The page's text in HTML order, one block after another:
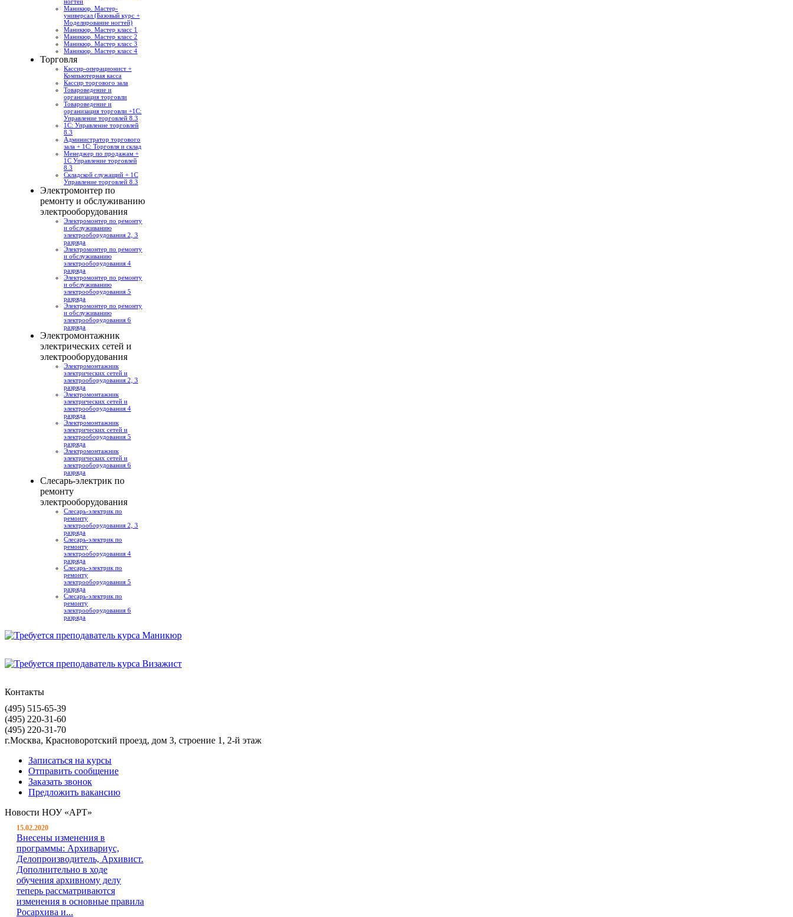
Маникюр. Мастер-
универсал (Базовый курс +
Моделирование ногтей)
Маникюр. Мастер класс 1
Маникюр. Мастер класс 2
Маникюр. Мастер класс 3
Маникюр. Мастер класс 4
Торговля
Кассир-операционист +
Компьютерная касса
Кассир торгового зала
Товароведение и
организация торговли
Товароведение и
организация торговли +1С:
Управление торговлей 8.3
1С: Управление торговлей
8.3
Администратор торгового
зала + 1С: Торговля и склад
Менеджер по продажам +
1С Управление торговлей
8.3
Складской служащий + 1С
Управление торговлей 8.3
Электромонтер по
ремонту и обслуживанию
электрооборудования
Электромонтер по ремонту
и обслуживанию
электрооборудования 2, 3
разряда
Электромонтер по ремонту
и обслуживанию
электрооборудования 4
разряда
Электромонтер по ремонту
и обслуживанию
электрооборудования 5
разряда
Электромонтер по ремонту
и обслуживанию
электрооборудования 6
разряда
Электромонтажник
электрических сетей и
электрооборудования
Электромонтажник
электрических сетей и
электрооборудования 2, 3
разряда
Электромонтажник
электрических сетей и
электрооборудования 4
разряда
Электромонтажник
электрических сетей и
электрооборудования 5
разряда
Электромонтажник
электрических сетей и
электрооборудования 6
разряда
Слесарь-электрик по
ремонту
электрооборудования
Слесарь-электрик по
ремонту
электрооборудования 2, 3
разряда
Слесарь-электрик по
ремонту
электрооборудования 4
разряда
Слесарь-электрик по
ремонту
электрооборудования 5
разряда
Слесарь-электрик по
ремонту
электрооборудования 6
разряда
Контакты
(495) 515-65-39
(495) 220-31-60
(495) 220-31-70
г.Москва, Красноворотский проезд, дом 3, строение 1, 2-й этаж
Записаться на курсы
Отправить сообщение
Заказать звонок
Предложить вакансию
Новости НОУ «АРТ»
15.02.2020
Внесены изменения в
программы: Архивариус,
Делопроизводитель, Архивист.
Дополнительно в ходе
обучения архивному делу
теперь рассматриваются
изменения в основные правила
Росархива и...